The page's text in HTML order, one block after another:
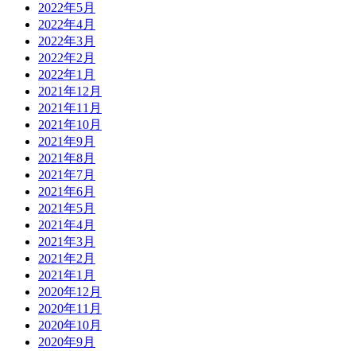
2022年5月
2022年4月
2022年3月
2022年2月
2022年1月
2021年12月
2021年11月
2021年10月
2021年9月
2021年8月
2021年7月
2021年6月
2021年5月
2021年4月
2021年3月
2021年2月
2021年1月
2020年12月
2020年11月
2020年10月
2020年9月